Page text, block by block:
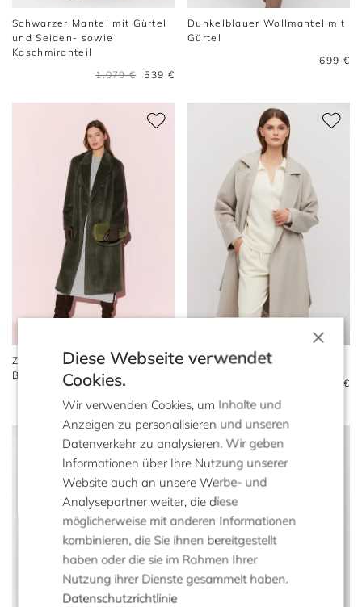
Schwarzer Mantel mit Gürtel
und Seiden- sowie
Kaschmiranteil
1.079 €
539 €
Dunkelblauer Wollmantel mit
Gürtel
699 €
Zweireihiger Mantel aus
Baby-Suri-Alpaka
1.299 €
909 €
Wollmantel mit Gürtel
479 €
×
Diese Webseite verwendet
Cookies.
Wir verwenden Cookies, um Inhalte und
Anzeigen zu personalisieren und unseren
Datenverkehr zu analysieren. Wir geben
Informationen über Ihre Nutzung unserer
Website auch an unsere Werbe- und
Analysepartner weiter, die diese
möglicherweise mit anderen Informationen
kombinieren, die Sie ihnen bereitgestellt
haben oder die sie im Rahmen Ihrer
Nutzung ihrer Dienste gesammelt haben.
Datenschutzrichtlinie